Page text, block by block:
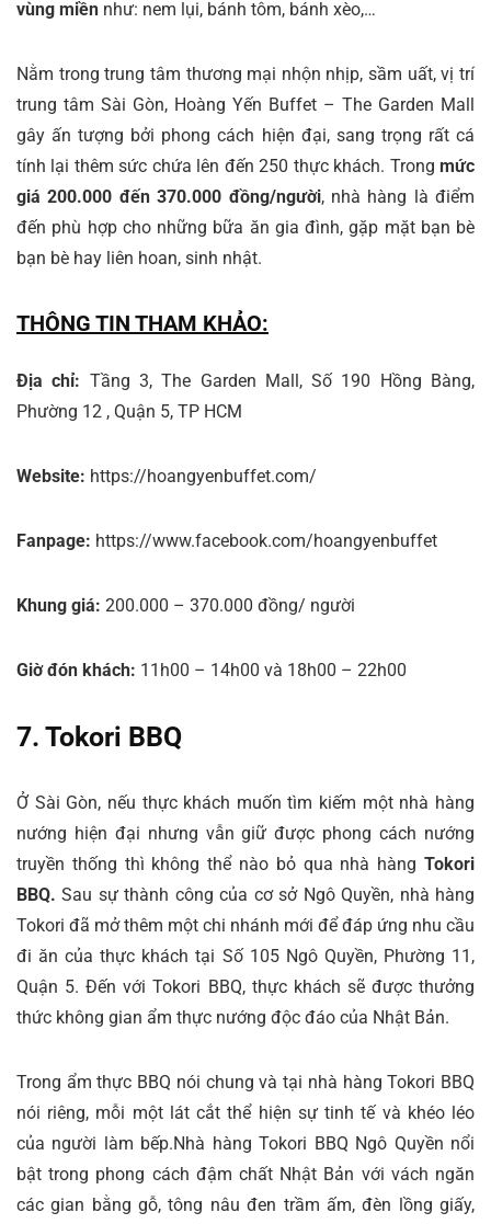
vùng miền như: nem lụi, bánh tôm, bánh xèo,…
Nằm trong trung tâm thương mại nhộn nhịp, sầm uất, vị trí
trung tâm Sài Gòn, Hoàng Yến Buffet – The Garden Mall
gây ấn tượng bởi phong cách hiện đại, sang trọng rất cá
tính lại thêm sức chứa lên đến 250 thực khách. Trong mức
giá 200.000 đến 370.000 đồng/người, nhà hàng là điểm
đến phù hợp cho những bữa ăn gia đình, gặp mặt bạn bè
bạn bè hay liên hoan, sinh nhật.
THÔNG TIN THAM KHẢO:
Địa chỉ: Tầng 3, The Garden Mall, Số 190 Hồng Bàng,
Phường 12 , Quận 5, TP HCM
Website: https://hoangyenbuffet.com/
Fanpage: https://www.facebook.com/hoangyenbuffet
Khung giá: 200.000 – 370.000 đồng/ người
Giờ đón khách: 11h00 – 14h00 và 18h00 – 22h00
7. Tokori BBQ
Ở Sài Gòn, nếu thực khách muốn tìm kiếm một nhà hàng
nướng hiện đại nhưng vẫn giữ được phong cách nướng
truyền thống thì không thể nào bỏ qua nhà hàng Tokori
BBQ. Sau sự thành công của cơ sở Ngô Quyền, nhà hàng
Tokori đã mở thêm một chi nhánh mới để đáp ứng nhu cầu
đi ăn của thực khách tại Số 105 Ngô Quyền, Phường 11,
Quận 5. Đến với Tokori BBQ, thực khách sẽ được thưởng
thức không gian ẩm thực nướng độc đáo của Nhật Bản.
Trong ẩm thực BBQ nói chung và tại nhà hàng Tokori BBQ
nói riêng, mỗi một lát cắt thể hiện sự tinh tế và khéo léo
của người làm bếp.Nhà hàng Tokori BBQ Ngô Quyền nổi
bật trong phong cách đậm chất Nhật Bản với vách ngăn
các gian bằng gỗ, tông nâu đen trầm ấm, đèn lồng giấy,